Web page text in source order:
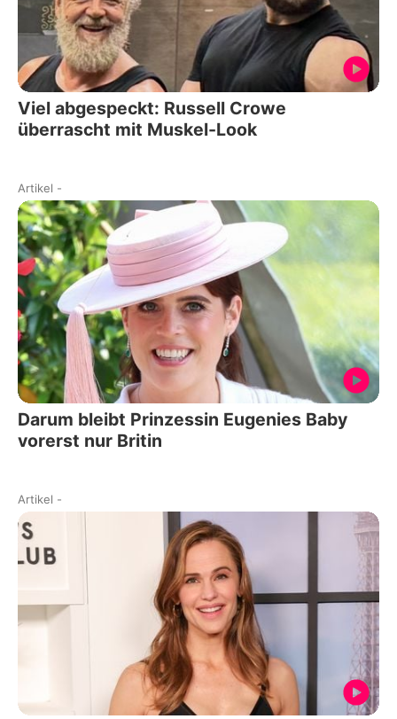
Viel abgespeckt: Russell Crowe
überrascht mit Muskel-Look
Artikel -
Darum bleibt Prinzessin Eugenies Baby
vorerst nur Britin
Artikel -